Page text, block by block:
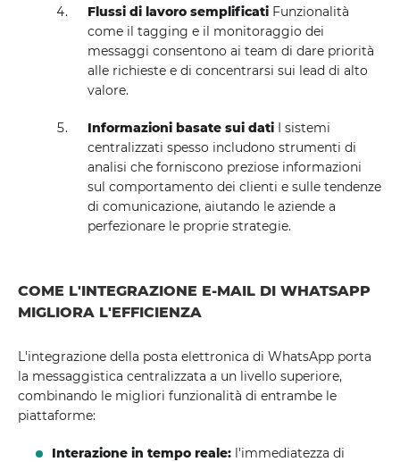
Flussi di lavoro semplificati Funzionalità
come il tagging e il monitoraggio dei
messaggi consentono ai team di dare priorità
alle richieste e di concentrarsi sui lead di alto
valore.
Informazioni basate sui dati I sistemi
centralizzati spesso includono strumenti di
analisi che forniscono preziose informazioni
sul comportamento dei clienti e sulle tendenze
di comunicazione, aiutando le aziende a
perfezionare le proprie strategie.
COME L'INTEGRAZIONE E-MAIL DI WHATSAPP
MIGLIORA L'EFFICIENZA
L'integrazione della posta elettronica di WhatsApp porta
la messaggistica centralizzata a un livello superiore,
combinando le migliori funzionalità di entrambe le
piattaforme:
Interazione in tempo reale: l'immediatezza di